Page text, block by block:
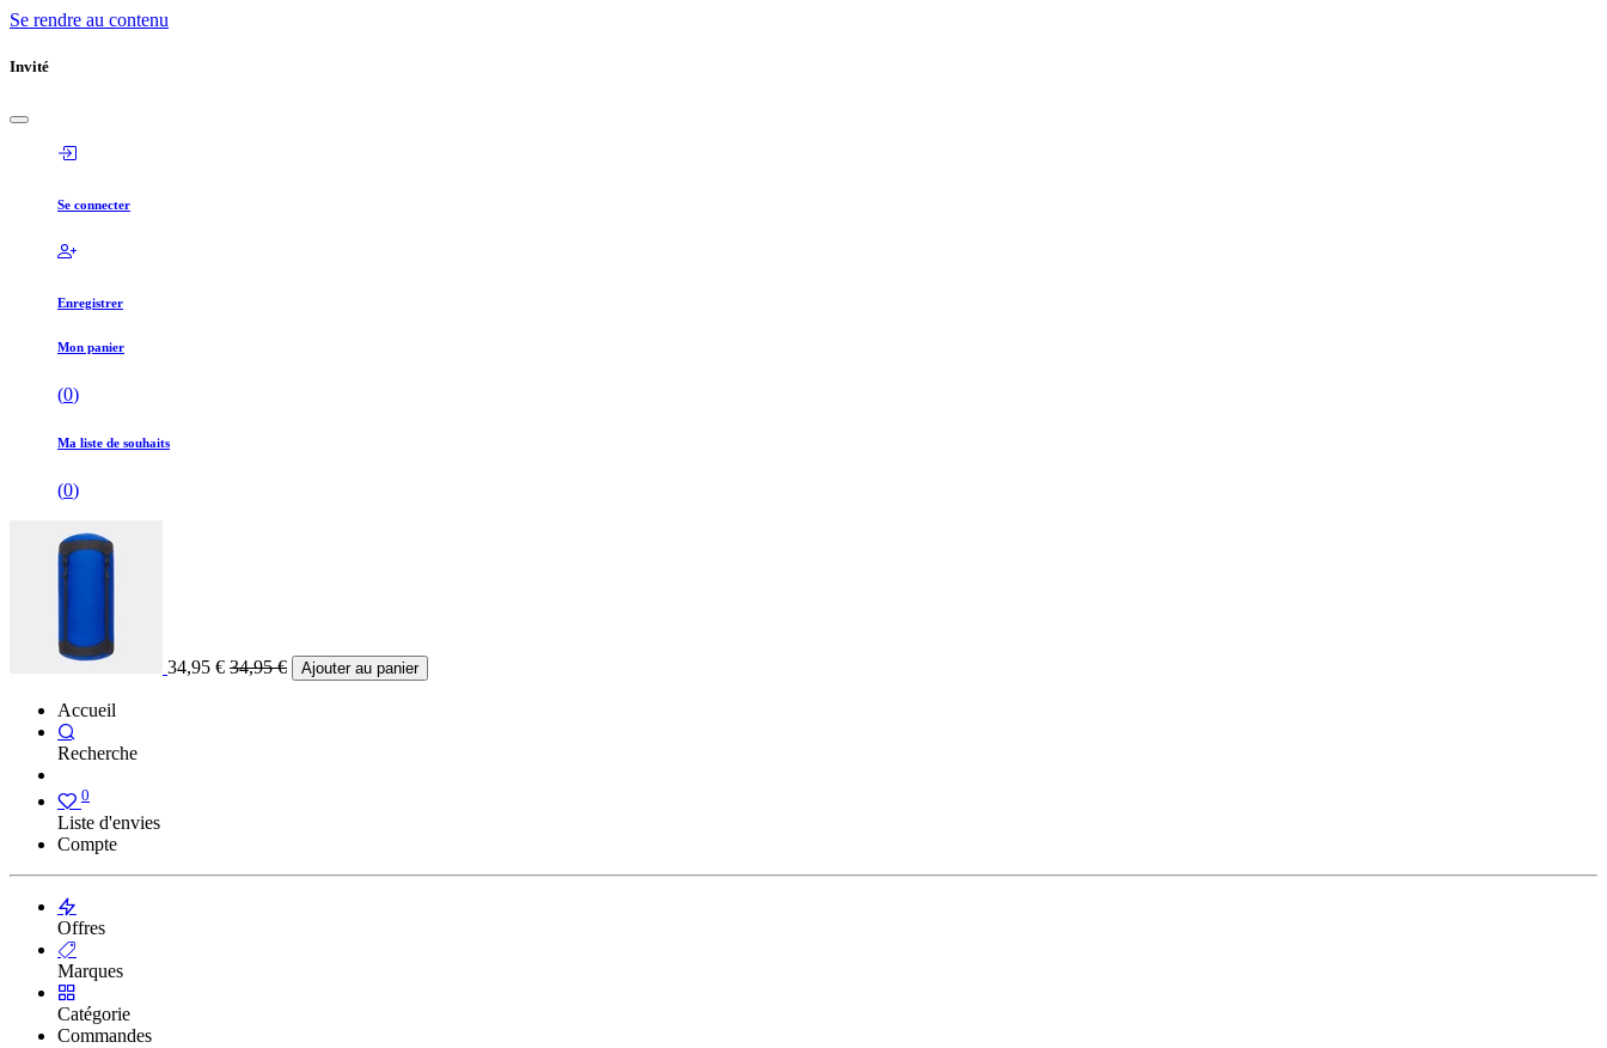
Se rendre au contenu
Invité
Se connecter
Enregistrer
Mon panier
(0)
Ma liste de souhaits
(0)
34,95 € 34,95€ Ajouter au panier
Accueil
Recherche
0
Liste d'envies
Compte
Offres
Marques
Catégorie
Commandes